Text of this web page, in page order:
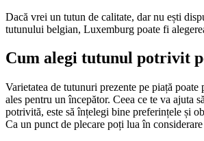
Dacă vrei un tutun de calitate, dar nu ești
tutunului belgian, Luxemburg poate fi
Cum alegi tutunul potrivit
Varietatea de tutunuri prezente pe piață poate
ales pentru un începător. Ceea ce te va ajuta
potrivită, este să înțelegi bine preferințele și
Ca un punct de plecare poți lua în